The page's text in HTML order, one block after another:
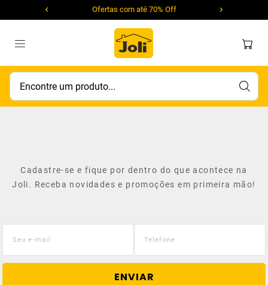
Ofertas com até 70% Off
Encontre um produto...
Cadastre-se e fique por dentro do que acontece na
Joli. Receba novidades e promoções em primeira mão!
ENVIAR